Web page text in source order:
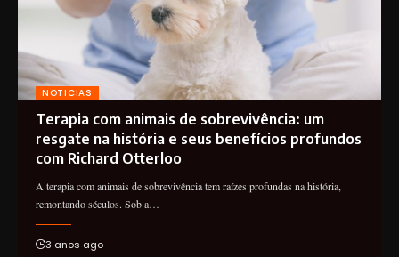
NOTICIAS
Terapia com animais de sobrevivência: um
resgate na história e seus benefícios profundos
com Richard Otterloo
A terapia com animais de sobrevivência tem raízes profundas na história,
remontando séculos. Sob a…
3 anos ago